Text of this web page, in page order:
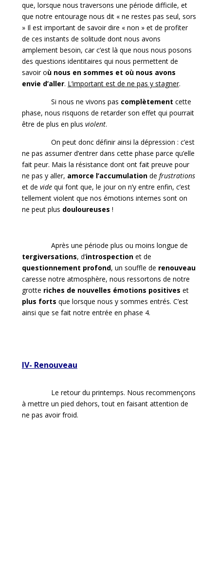
que, lorsque nous traversons une période difficile, et
que notre entourage nous dit « ne restes pas seul, sors
» Il est important de savoir dire « non » et de profiter
de ces instants de solitude dont nous avons
amplement besoin, car c’est là que nous nous posons
des questions identitaires qui nous permettent de
savoir où nous en sommes et où nous avons
envie d’aller. L’important est de ne pas y stagner.
Si nous ne vivons pas complètement cette
phase, nous risquons de retarder son effet qui pourrait
être de plus en plus violent.
On peut donc définir ainsi la dépression : c’est
ne pas assumer d’entrer dans cette phase parce qu’elle
fait peur. Mais la résistance dont ont fait preuve pour
ne pas y aller, amorce l’accumulationde frustrations
et de videqui font que, le jour on n’y entre enfin, c’est
tellement violent que nos émotions internes sont on
ne peut plus douloureuses !
Après une période plus ou moins longue de
tergiversations, d’introspectionet de
questionnement profond, un souffle de renouveau
caresse notre atmosphère, nous ressortons de notre
grotte riches de nouvelles émotions positives et
plus forts que lorsque nous y sommes entrés. C’est
ainsi que se fait notre entrée en phase 4.
IV- Renouveau
Le retour du printemps. Nous recommençons
à mettre un pied dehors, tout en faisant attention de
ne pas avoir froid.